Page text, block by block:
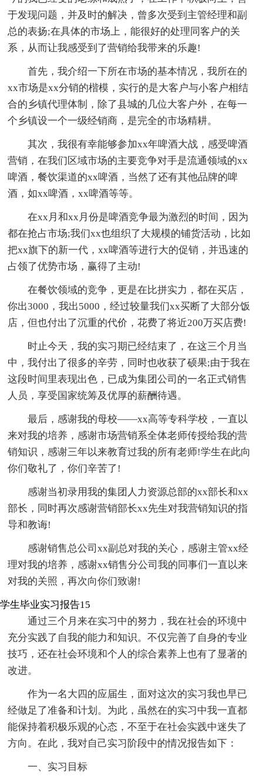
于发现问题，并及时的解决，曾多次受到主管经理和副
总的表扬;在具体的市场上，能很好的处理同客户的关
系，从而让我感受到了营销给我带来的乐趣!
首先，我介绍一下所在市场的基本情况，我所在的
xx市场是xx分销的楷模，实行的是大客户与小客户相结
合的乡镇代理体制，除了县城的几位大客户外，在每一
个乡镇设一个一级经销商，是完全的市场精耕。
其次，我很有幸能够参加xx年啤酒大战，感受啤酒
营销，在我们区域市场的主要竞争对手是流通领域的xx
啤酒，餐饮渠道的xx啤酒，当然了还有其他品牌的啤
酒，如xx啤酒，xx啤酒等等。
在xx月和xx月份是啤酒竞争最为激烈的时间，因为
都在抢占市场;我们xx也组织了大规模的铺货活动，比如
把xx旗下的新一代，xx啤酒等进行大的促销，并迅速的
占领了优势市场，赢得了主动!
在餐饮领域的竞争，更是在比拼实力，都在买店，
你出3000，我出5000，经过较量我们xx买断了大部分饭
店，但也付出了沉重的代价，花费了将近200万买店费!
时止今天，我的实习期已经结束了，在这三个月当
中，我付出了很多的辛劳，同时也收获了硕果;由于我在
这段时间里表现出色，已成为集团公司的一名正式销售
人员，享受国家统筹及优厚的薪酬待遇。
最后，感谢我的母校——xx高等专科学校，一直以
来对我的培养，感谢市场营销系全体老师传授给我的营
销知识，感谢三年以来教育过我的所有老师!学生在此向
你们敬礼了，你们辛苦了!
感谢当初录用我的集团人力资源总部的xx部长和xx
部长，同时再次感谢营销部长xx先生对我营销知识的指
导和教诲!
感谢销售总公司xx副总对我的关心，感谢主管xx经
理对我的培养，感谢xx销售分公司我的同事们一直以来
对我的关照，再次向你们致谢!
学生毕业实习报告15
通过三个月来在实习中的努力，我在社会的环境中
充分实践了自我的能力和知识。不仅完善了自身的专业
技巧，还在社会环境和个人的综合素养上也有了显著的
改进。
作为一名大四的应届生，面对这次的实习我也早已
经做足了准备和计划。为此，虽然在的实习中我一直都
能保持着积极乐观的心态，不至于在社会实践中迷失了
方向。在此，我对自己实习阶段中的情况报告如下：
一、实习目标